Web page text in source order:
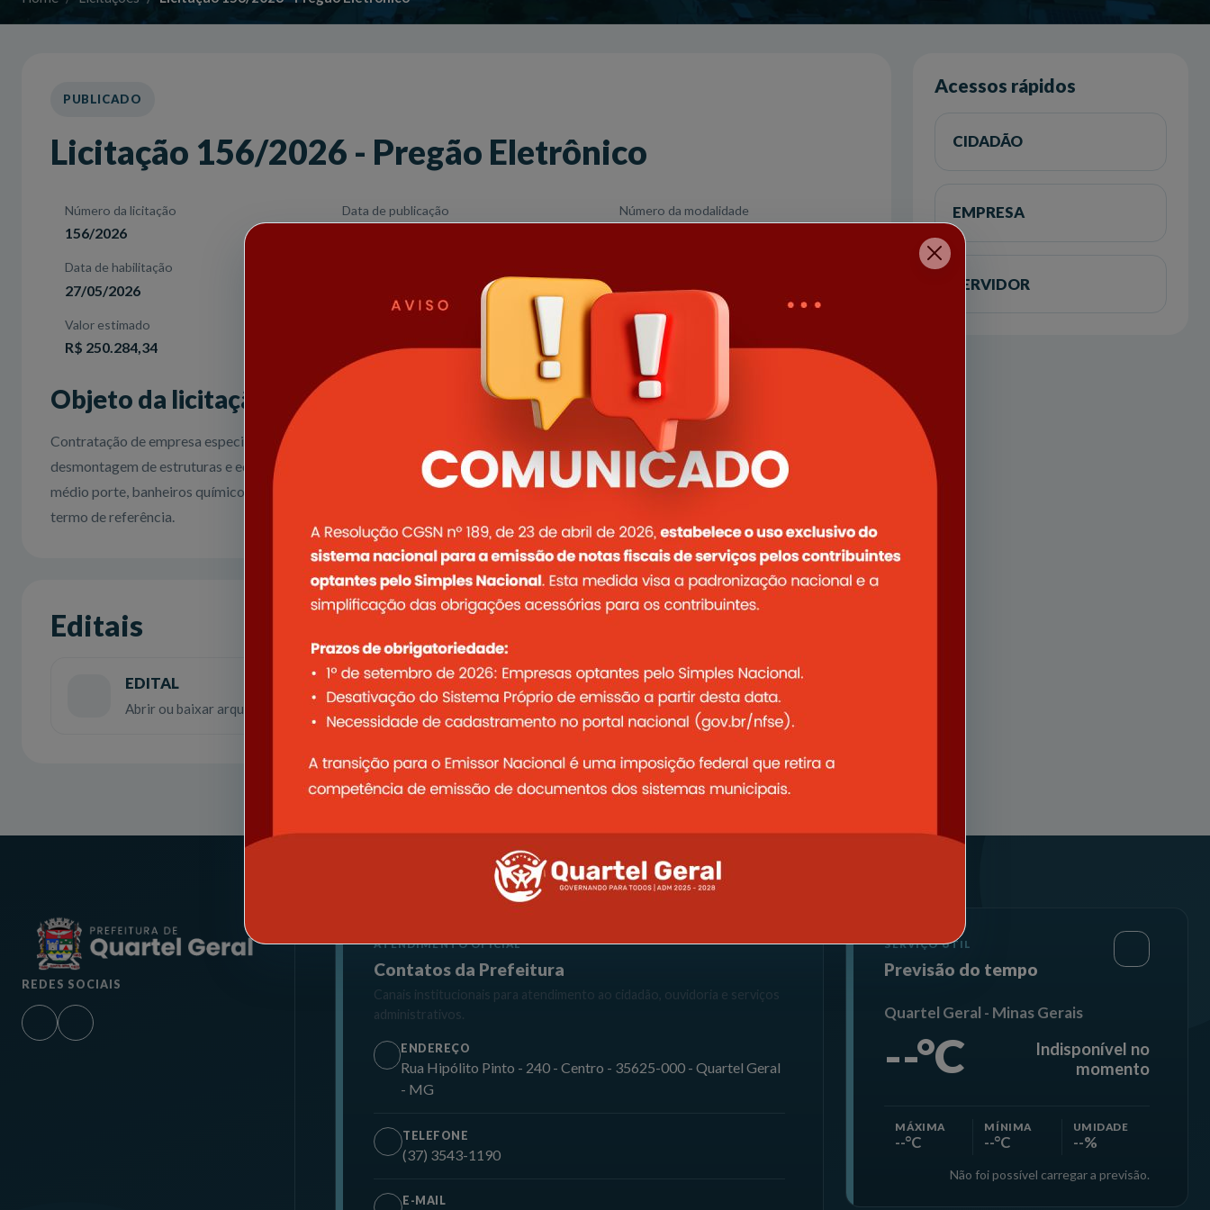
PUBLICADO
Licitação 156/2026 - Pregão Eletrônico
Número da licitação
156/2026
Data de publicação Número da modalidade
Data de habilitação
27/05/2026 08:00
Valor estimado
R$ 250.284,34
Objeto da licitação
Contratação de empresa especializada para prestação de serviços de locação, montagem, instalação, operação, manutenção e
desmontagem de estruturas e equipamentos para realização de eventos, compreendendo: grids, sistemas de iluminação de grande e
médio porte, banheiros químicos, gradis de contenção, painéis, palcos, sistemas de sonorização e tendas, em conformidade com o
termo de referência.
Editais
EDITAL
Abrir ou baixar arquivo em PDF
Abrir arquivo
Acessos rápidos
CIDADÃO
EMPRESA
SERVIDOR
REDES SOCIAIS
ATENDIMENTO OFICIAL
Contatos da Prefeitura
Canais institucionais para atendimento ao cidadão, ouvidoria e serviços
administrativos.
ENDEREÇO
Rua Hipólito Pinto - 240 - Centro - 35625-000 - Quartel Geral
- MG
TELEFONE
(37) 3543-1190
E-MAIL
SERVIÇO ÚTIL
Previsão do tempo
Quartel Geral - Minas Gerais
--°C
Indisponível no
momento
MÁXIMA
--°C
MÍNIMA
--°C
UMIDADE
--%
Não foi possível carregar a previsão.